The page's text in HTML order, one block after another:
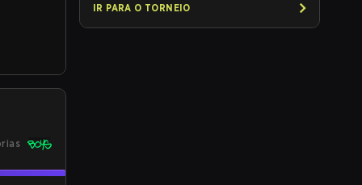
IR PARA O TORNEIO